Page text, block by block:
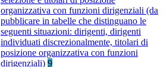
organizzativa con funzioni dirigenziali (da
pubblicare in tabelle che distinguano le
seguenti situazioni: dirigenti, dirigenti
individuati discrezionalmente, titolari di
posizione organizzativa con funzioni
dirigenziali) 9